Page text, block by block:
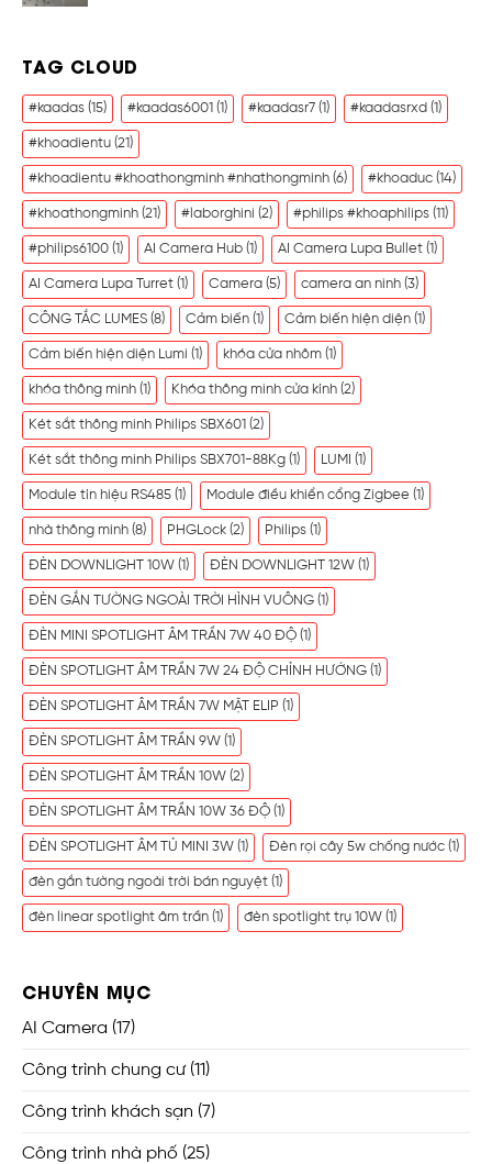
TAG CLOUD
#kaadas (15) #kaadas6001 (1) #kaadasr7 (1) #kaadasrxd (1)
#khoadientu (21)
#khoadientu #khoathongminh #nhathongminh (6) #khoaduc (14)
#khoathongminh (21) #laborghini (2) #philips #khoaphilips (11)
#philips6100 (1) AI Camera Hub (1) AI Camera Lupa Bullet (1)
AI Camera Lupa Turret (1) Camera (5) camera an ninh (3)
CÔNG TẮC LUMES (8) Cảm biến (1) Cảm biến hiện diện (1)
Cảm biến hiện diện Lumi (1) khóa cửa nhôm (1)
khóa thông minh (1) Khóa thông minh cửa kính (2)
Két sắt thông minh Philips SBX601 (2)
Két sắt thông minh Philips SBX701-88Kg (1) LUMI (1)
Module tín hiệu RS485 (1) Module điều khiển cổng Zigbee (1)
nhà thông minh (8) PHGLock (2) Philips (1)
ĐÈN DOWNLIGHT 10W (1) ĐÈN DOWNLIGHT 12W (1)
ĐÈN GẮN TƯỜNG NGOÀI TRỜI HÌNH VUÔNG (1)
ĐÈN MINI SPOTLIGHT ÂM TRẦN 7W 40 ĐỘ (1)
ĐÈN SPOTLIGHT ÂM TRẦN 7W 24 ĐỘ CHỈNH HƯỚNG (1)
ĐÈN SPOTLIGHT ÂM TRẦN 7W MẶT ELIP (1)
ĐÈN SPOTLIGHT ÂM TRẦN 9W (1)
ĐÈN SPOTLIGHT ÂM TRẦN 10W (2)
ĐÈN SPOTLIGHT ÂM TRẦN 10W 36 ĐỘ (1)
ĐÈN SPOTLIGHT ÂM TỦ MINI 3W (1) Đèn rọi cây 5w chống nước (1)
đèn gắn tường ngoài trời bán nguyệt (1)
đèn linear spotlight âm trần (1) đèn spotlight trụ 10W (1)
CHUYÊN MỤC
AI Camera (17)
Công trình chung cư(11)
Công trình khách sạn (7)
Công trình nhà phố (25)